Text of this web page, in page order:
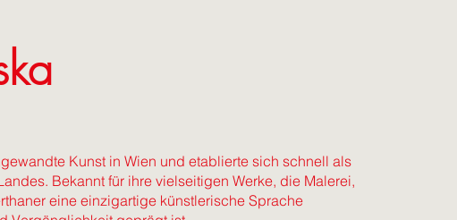
Kunst in Wien und etablierte sich schnell als
Bekannt für ihre vielseitigen Werke, die Malerei,
eine einzigartige künstlerische Sprache